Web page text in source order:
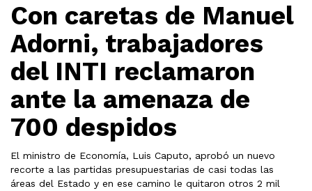
Con caretas de Manuel
Adorni, trabajadores
del INTI reclamaron
ante la amenaza de
700 despidos
El ministro de Economía, Luis Caputo, aprobó un nuevo
recorte a las partidas presupuestarias de casi todas las
áreas del Estado y en ese camino le quitaron otros 2 mil